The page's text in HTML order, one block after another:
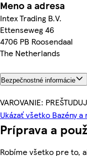
Meno a adresa
Intex Trading B.V.
Ettenseweg 46
4706 PB Roosendaal
The Netherlands
Bezpečnostné informácie
VAROVANIE:
Ukázať všetko Bazény
Príprava a
Robíme všetko pre to,